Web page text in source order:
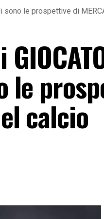
sono le prospettive di
le
calcio